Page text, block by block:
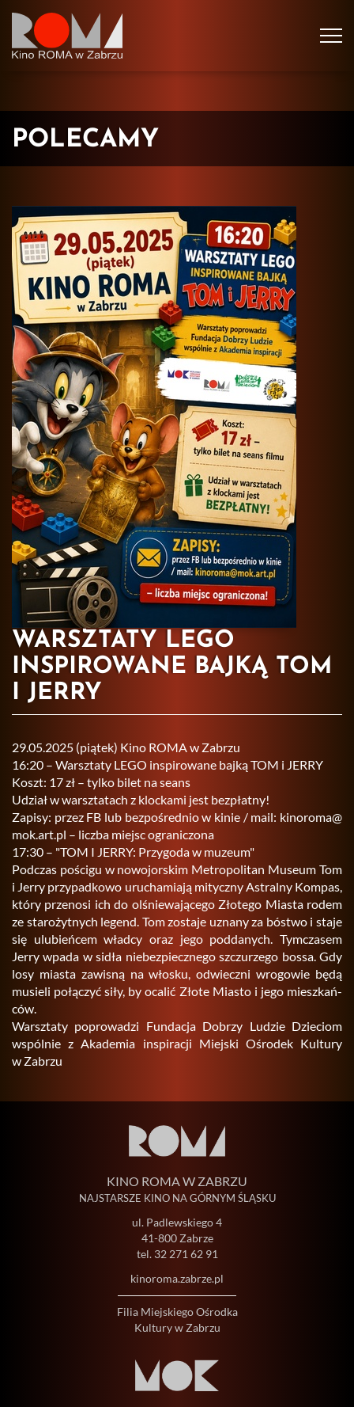
POLECAMY
WARSZTATY LEGO
INSPIROWANE BAJKĄ TOM
I JERRY
29.05.2025 (pią­tek) Kino ROMA w Za­brzu
16:20 – Warsz­ta­ty LEGO in­spi­ro­wa­ne bajką TOM i JERRY
Koszt: 17 zł – tylko bilet na seans
Udział w warsz­ta­tach z kloc­ka­mi jest bez­płat­ny!
Za­pi­sy: przez FB lub bez­po­śred­nio w kinie / mail: ki­no­ro­ma@​
mok.​art.​pl – licz­ba miejsc ogra­ni­czo­na
17:30 – "TOM I JERRY: Przy­go­da w mu­zeum"
Pod­czas po­ści­gu w no­wo­jor­skim Me­tro­po­li­tan Mu­seum Tom
i Jerry przy­pad­ko­wo uru­cha­mia­ją mi­tycz­ny Astral­ny Kom­pas,
który prze­no­si ich do olśnie­wa­ją­ce­go Zło­te­go Mia­sta rodem
ze sta­ro­żyt­nych le­gend. Tom zo­sta­je uzna­ny za bó­stwo i staje
się ulu­bień­cem wład­cy oraz jego pod­da­nych. Tym­cza­sem
Jerry wpada w sidła nie­bez­piecz­ne­go szczu­rze­go bossa. Gdy
losy mia­sta za­wi­sną na wło­sku, od­wiecz­ni wro­go­wie będą
mu­sie­li po­łą­czyć siły, by oca­lić Złote Mia­sto i jego miesz­kań­
ców.
Warsz­ta­ty po­pro­wa­dzi Fun­da­cja Do­brzy Lu­dzie Dzie­ciom
wspól­nie z Aka­de­mia in­spi­ra­cji Miej­ski Ośro­dek Kul­tu­ry
w Za­brzu
KINO ROMA W ZABRZU
NAJSTARSZE KINO NA GÓRNYM ŚLĄSKU
ul. Padlewskiego 4
41-800 Zabrze
tel. 32 271 62 91
kinoroma.zabrze.pl
Filia Miejskiego Ośrodka
Kultury w Zabrzu